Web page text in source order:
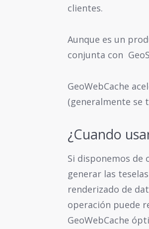
clientes.
Aunque es un
conjunta con
GeoWebCache
(generalmente se
¿Cuando
Si disponemos de
generar las
renderizado de
operación puede
GeoWebCache